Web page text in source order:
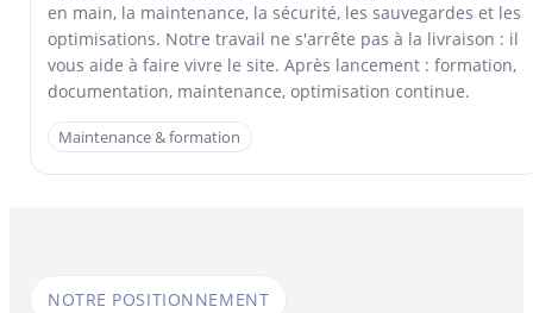
en main, la maintenance, la sécurité, les sauvegardes et les
optimisations. Notre travail ne s'arrête pas à la livraison : il
vous aide à faire vivre le site. Après lancement : formation,
documentation, maintenance, optimisation continue.
Maintenance & formation
NOTRE POSITIONNEMENT